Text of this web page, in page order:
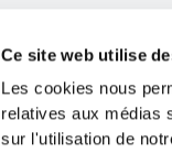
Ce site web utilise
Les cookies nous
relatives aux médias
sur l'utilisation de